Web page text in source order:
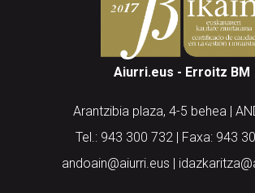
Aiurri.eus - Erroitz BM
Arantzibia plaza, 4-5 behea |
Tel.: 943 300 732 | Faxa: 943
andoain@aiurri.eus |